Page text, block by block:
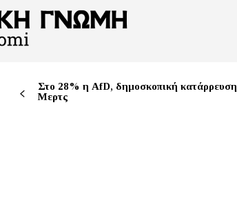
Στο 28% η AfD, δημοσκοπική κατάρρευση
Μερτς